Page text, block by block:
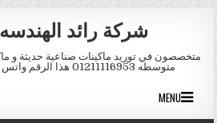
Skip to content
شركة رائد
متخصصون في توريد ماكينات صناعية حديثة و
متوسطه 01211116953 هذا الرقم واتس اب فقط كود مصر 002
MENU